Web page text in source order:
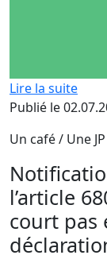
Lire la suite
Publié le
Un café / Une JP
l’article
court pas